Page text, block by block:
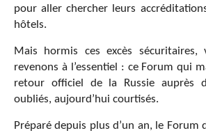
pour aller chercher leurs
hôtels.
Mais hormis ces excès sécuritaires,
revenons à l’essentiel : ce Forum qui
retour officiel de la Russie auprès
oubliés, aujourd’hui courtisés.
Préparé depuis plus d’un an, le Forum